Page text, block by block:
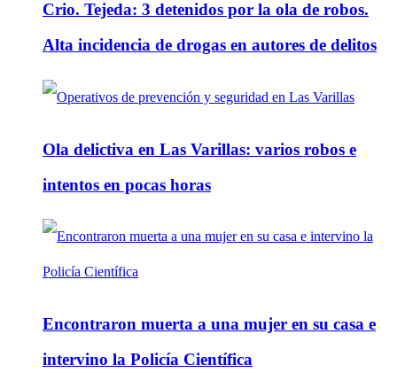
Crio. Tejeda: 3 detenidos por la ola de robos.
Alta incidencia de drogas en autores de delitos
Ola delictiva en Las Varillas: varios robos e
intentos en pocas horas
Encontraron muerta a una mujer en su casa e
intervino la Policía Científica